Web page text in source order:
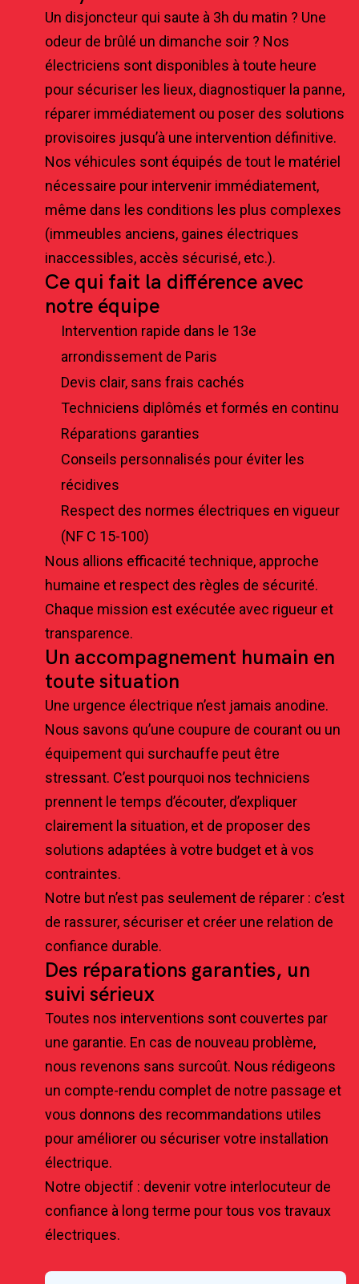
Un disjoncteur qui saute à 3h du matin ? Une
odeur de brûlé un dimanche soir ? Nos
électriciens sont disponibles à toute heure
pour sécuriser les lieux, diagnostiquer la panne,
réparer immédiatement ou poser des solutions
provisoires jusqu’à une intervention définitive.
Nos véhicules sont équipés de tout le matériel
nécessaire pour intervenir immédiatement,
même dans les conditions les plus complexes
(immeubles anciens, gaines électriques
inaccessibles, accès sécurisé, etc.).
Ce qui fait la différence avec
notre équipe
Intervention rapide dans le 13e
arrondissement de Paris
Devis clair, sans frais cachés
Techniciens diplômés et formés en continu
Réparations garanties
Conseils personnalisés pour éviter les
récidives
Respect des normes électriques en vigueur
(NF C 15-100)
Nous allions efficacité technique, approche
humaine et respect des règles de sécurité.
Chaque mission est exécutée avec rigueur et
transparence.
Un accompagnement humain en
toute situation
Une urgence électrique n’est jamais anodine.
Nous savons qu’une coupure de courant ou un
équipement qui surchauffe peut être
stressant. C’est pourquoi nos techniciens
prennent le temps d’écouter, d’expliquer
clairement la situation, et de proposer des
solutions adaptées à votre budget et à vos
contraintes.
Notre but n’est pas seulement de réparer : c’est
de rassurer, sécuriser et créer une relation de
confiance durable.
Des réparations garanties, un
suivi sérieux
Toutes nos interventions sont couvertes par
une garantie. En cas de nouveau problème,
nous revenons sans surcoût. Nous rédigeons
un compte-rendu complet de notre passage et
vous donnons des recommandations utiles
pour améliorer ou sécuriser votre installation
électrique.
Notre objectif : devenir votre interlocuteur de
confiance à long terme pour tous vos travaux
électriques.